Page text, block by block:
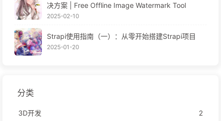
决方案 | Free Offline Image Watermark Tool
2025-02-10
Strapi使用指南（一）：从零开始搭建Strapi项目
2025-01-20
分类
3D开发
2